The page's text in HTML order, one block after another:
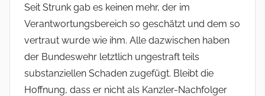
Seit Strunk gab es keinen mehr, der im
Verantwortungsbereich so geschätzt und dem so
vertraut wurde wie ihm. Alle dazwischen haben
der Bundeswehr letztlich ungestraft teils
substanziellen Schaden zugefügt. Bleibt die
Hoffnung, dass er nicht als Kanzler-Nachfolger